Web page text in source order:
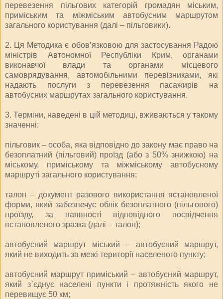
перевезення пільгових категорій громадян міським,
приміським та міжміським автобусним маршрутом
загального користування (далі – пільговики).
2. Ця Методика є обов’язковою для застосування Радою
міністрів Автономної Республіки Крим, органами
виконавчої влади та органами місцевого
самоврядування, автомобільними перевізниками, які
надають послуги з перевезення пасажирів на
автобусних маршрутах загального користування.
3. Терміни, наведені в цій методиці, вживаються у такому
значенні:
пільговик – особа, яка відповідно до закону має право на
безоплатний (пільговий) проїзд (або з 50% знижкою) на
міському, приміському та міжміському автобусному
маршруті загального користування;
талон – документ разового використання встановленої
форми, який забезпечує облік безоплатного (пільгового)
проїзду, за наявності відповідного посвідчення
встановленого зразка (далі – талон);
автобусний маршрут міський – автобусний маршрут,
який не виходить за межі території населеного пункту;
автобусний маршрут приміський – автобусний маршрут,
який з`єднує населені пункти і протяжність якого не
перевищує 50 км;